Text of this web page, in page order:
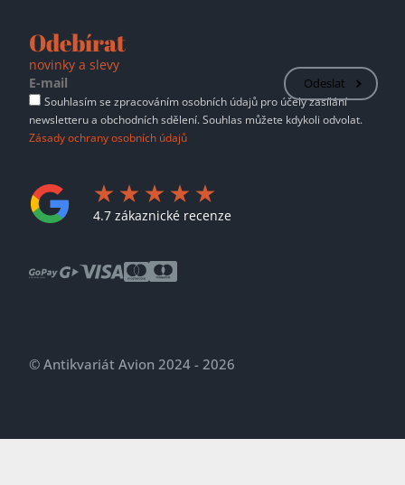
Odebírat
novinky a slevy
Odeslat
Souhlasím se zpracováním osobních údajů pro účely zasílání
newsletteru a obchodních sdělení. Souhlas můžete kdykoli odvolat.
Zásady ochrany osobních údajů
4.7 zákaznické recenze
© Antikvariát Avion 2024 - 2026